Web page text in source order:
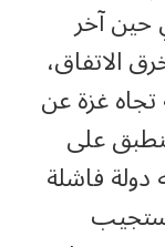
آخر
الاتفاق،
تجاه غزة عن
على
دولة فاشلة